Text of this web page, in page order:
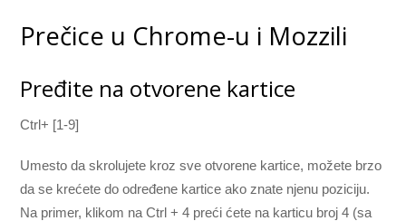
Prečice u Chrome-u i Mozzili
Pređite na otvorene kartice
Ctrl+ [1-9]
Umesto da skrolujete kroz sve otvorene kartice, možete brzo
da se krećete do određene kartice ako znate njenu poziciju.
Na primer, klikom na Ctrl + 4 preći ćete na karticu broj 4 (sa